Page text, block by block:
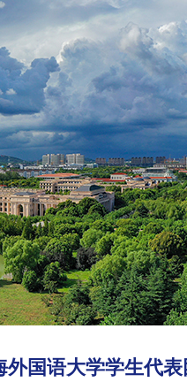
外国语大学学生代